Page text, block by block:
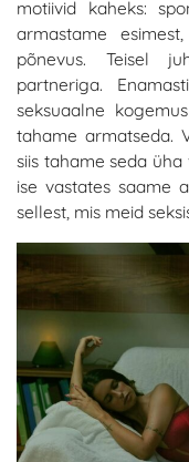
motiivid kaheks:
armastame
põnevus. Teisel
partneriga.
seksuaalne
tahame armatseda.
siis tahame seda
ise vastates saame
sellest, mis meid